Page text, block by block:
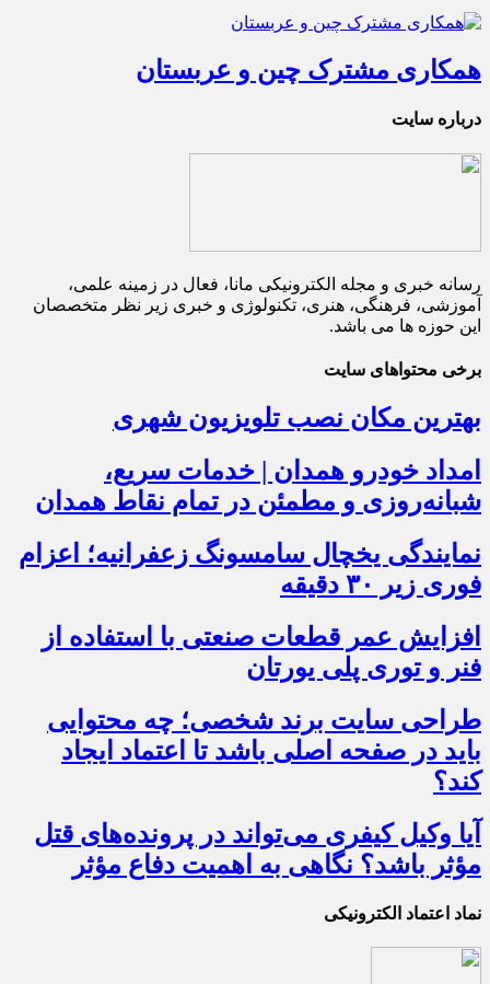
همکاری مشترک چین و عربستان
درباره سایت
رسانه خبری و مجله الکترونیکی مانا، فعال در زمینه علمی،
آموزشی، فرهنگی، هنری، تکنولوژی و خبری زیر نظر متخصصان
این حوزه ها می باشد.
برخی محتواهای سایت
بهترین مکان نصب تلویزیون شهری
امداد خودرو همدان | خدمات سریع،
شبانه‌روزی و مطمئن در تمام نقاط همدان
نمایندگی یخچال سامسونگ زعفرانیه؛ اعزام
فوری زیر ۳۰ دقیقه
افزایش عمر قطعات صنعتی با استفاده از
فنر و توری پلی یورتان
طراحی سایت برند شخصی؛ چه محتوایی
باید در صفحه اصلی باشد تا اعتماد ایجاد
کند؟
آیا وکیل کیفری می‌تواند در پرونده‌های قتل
مؤثر باشد؟ نگاهی به اهمیت دفاع مؤثر
نماد اعتماد الکترونیکی